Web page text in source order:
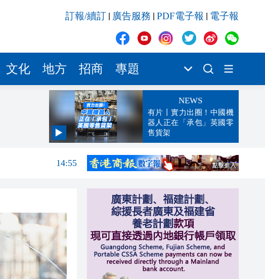
訂報/續訂 廣告服務 PDF電子報 電子報
文化 地方 招商 專題
NEWS
有片丨實力出圈！中國機
器人正在「承包」英國零
售貨架
14:59
14:55
14:22
14:17
14:04